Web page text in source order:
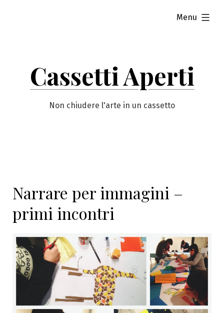
Cassetti Aperti
Non chiudere l'arte in un cassetto
Menu
esteso
Narrare per immagini –
primi incontri